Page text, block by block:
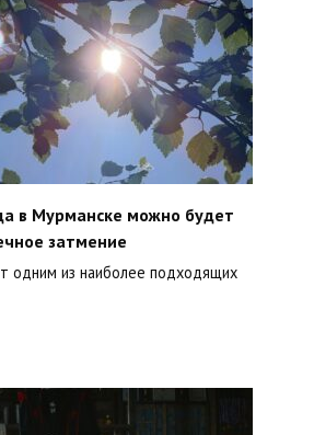
в Мурманске можно будет
затмение
одним из наиболее подходящих